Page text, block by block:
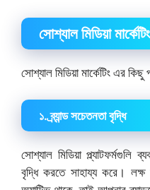
সোশ্যাল মিডিয়া
সোশ্যাল মিডিয়া মার্কেটিং এর
১. ব্র্যান্ড সচেতনতা বৃদ্ধি
সোশ্যাল মিডিয়া প্ল্যাটফর্মগুলি
বৃদ্ধি করতে সাহায্য করে। লক্ষ